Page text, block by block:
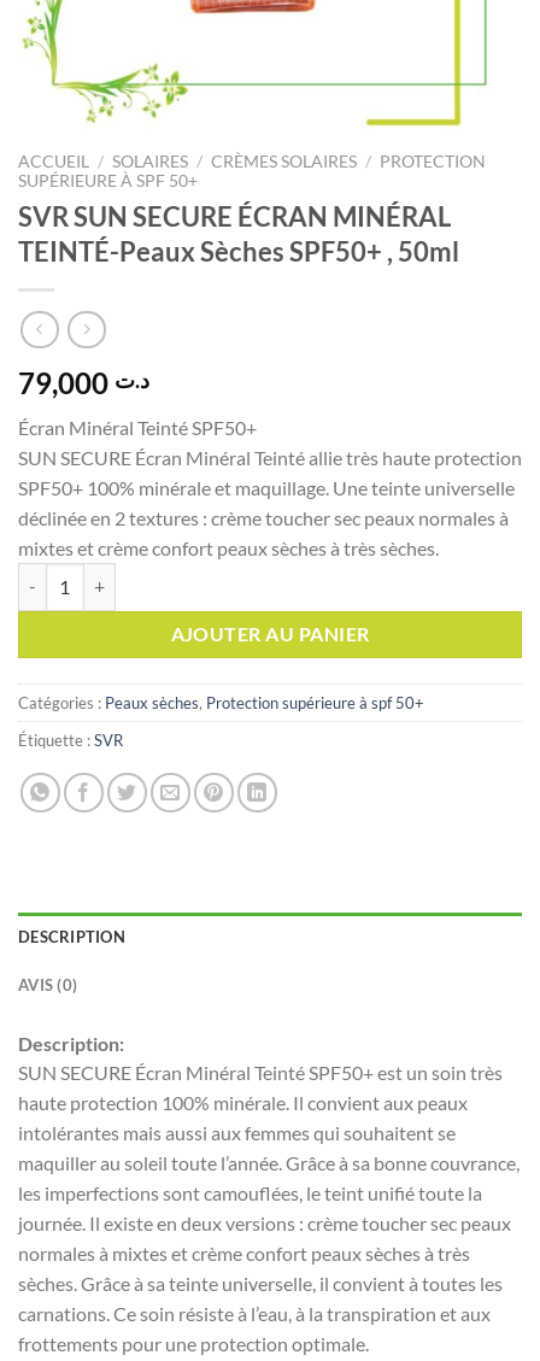
ACCUEIL / SOLAIRES / CRÈMES SOLAIRES / PROTECTION
SUPÉRIEURE À SPF 50+
SVR SUN SECURE ÉCRAN MINÉRAL
TEINTÉ-Peaux Sèches SPF50+ , 50ml
د.ت
Écran Minéral Teinté SPF50+
SUN SECURE Écran Minéral Teinté allie très haute protection
SPF50+ 100% minérale et maquillage. Une teinte universelle
déclinée en 2 textures : crème toucher sec peaux normales à
mixtes et crème confort peaux sèches à très sèches.
AJOUTER AU PANIER
Catégories : Peaux sèches, Protection supérieure à spf 50+
Étiquette :SVR
DESCRIPTION
AVIS (0)
Description:
SUN SECURE Écran Minéral Teinté SPF50+ est un soin très
haute protection 100% minérale. Il convient aux peaux
intolérantes mais aussi aux femmes qui souhaitent se
maquiller au soleil toute l’année. Grâce à sa bonne couvrance,
les imperfections sont camouflées, le teint unifié toute la
journée. Il existe en deux versions : crème toucher sec peaux
normales à mixtes et crème confort peaux sèches à très
sèches. Grâce à sa teinte universelle, il convient à toutes les
carnations. Ce soin résiste à l’eau, à la transpiration et aux
frottements pour une protection optimale.